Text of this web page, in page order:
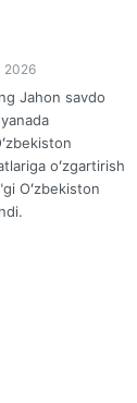
2026
Jahon savdo
oʻzgartirish
Oʻzbekiston